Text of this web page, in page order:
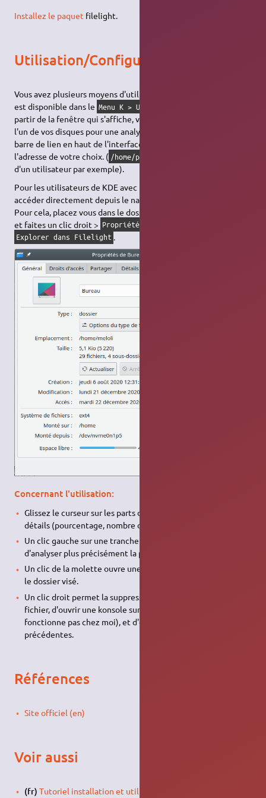
Installez le paquet filelight.
Utilisation/Configuration
Vous avez plusieurs moyens d'utiliser filelight. Tout d'abord il
est disponible dans le Menu K > Utilitaires > Filelight
partir de la fenêtre qui s'affiche, vous pouvez soit cliquer sur
l'un de vos disques pour une analyse globale, soit utiliser la
barre de lien en haut de l'interface pour rentrer à la main
l'adresse de votre choix. ( /home/pseudo
d'un utilisateur par exemple).
Pour les utilisateurs de KDE avec Dolphin vous pouvez y
accéder directement depuis le navigateur de fichier.
Pour cela, placez vous dans le dossier que vous désirez analyser
et faites un clic droit > Propriétés
Explorer dans Filelight .
Concernant l'utilisation:
Glissez le curseur sur les parts de camemberts pour des
détails (pourcentage, nombre de fichiers…)
Un clic gauche sur une tranche de camembert permet
d'analyser plus précisément la partie cliquée.
Un clic de la molette ouvre une instance de Konqueror dans
le dossier visé.
Un clic droit permet la suppression du répertoire ou du
fichier, d'ouvrir une konsole sur le dossier visé (ne
fonctionne pas chez moi), et d'effectuer les deux tâches
précédentes.
Références
Site officiel (en)
Voir aussi
(fr) Tutoriel installation et utilisation de Filelight